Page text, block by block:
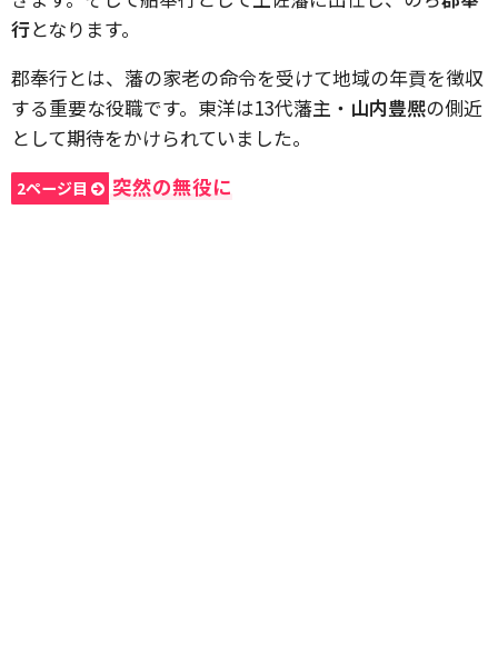
行となります。
郡奉行とは、藩の家老の命令を受けて地域の年貢を徴収
する重要な役職です。東洋は13代藩主・ 山内豊熈の側近
として期待をかけられていました。
2ページ目 突然の無役に